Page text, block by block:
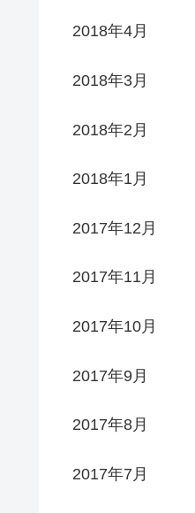
2018年4月
2018年3月
2018年2月
2018年1月
2017年12月
2017年11月
2017年10月
2017年9月
2017年8月
2017年7月